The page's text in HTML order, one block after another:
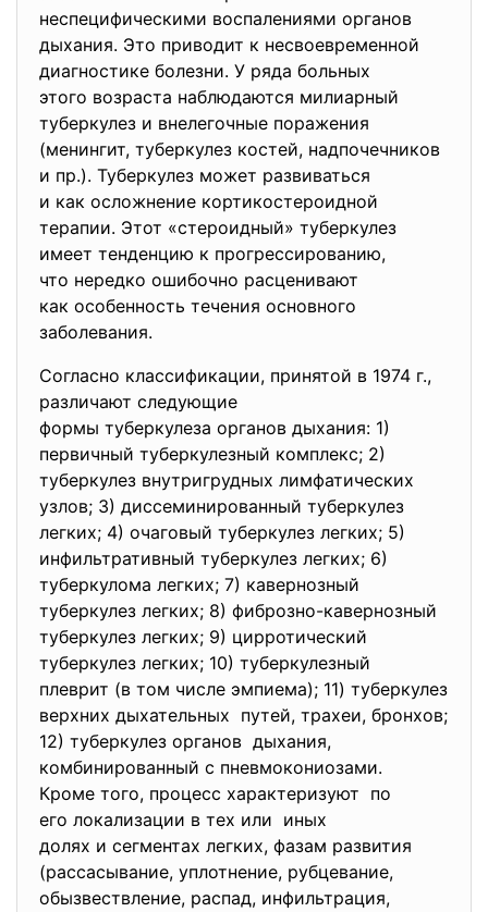
неспецифическими воспалениями органов
дыхания. Это приводит к несвоевременной
диагностике болезни. У ряда больных
этого возраста наблюдаются милиарный
туберкулез и внелегочные поражения
(менингит, туберкулез костей, надпочечников
и пр.). Туберкулез может развиваться
и как осложнение кортикостероидной
терапии. Этот «стероидный» туберкулез
имеет тенденцию к прогрессированию,
что нередко ошибочно расценивают
как особенность течения основного
заболевания.
Согласно классификации, принятой в 1974 г.,
различают следующие
формы туберкулеза органов дыхания: 1)
первичный туберкулезный комплекс; 2)
туберкулез внутригрудных лимфатических
узлов; 3) диссеминированный туберкулез
легких; 4) очаговый туберкулез легких; 5)
инфильтративный туберкулез легких; 6)
туберкулома легких; 7) кавернозный
туберкулез легких; 8) фиброзно-кавернозный
туберкулез легких; 9) цирротический
туберкулез легких; 10) туберкулезный
плеврит (в том числе эмпиема); 11) туберкулез
верхних дыхательных путей, трахеи, бронхов;
12) туберкулез органов дыхания,
комбинированный с пневмокониозами.
Кроме того, процесс характеризуют по
его локализации в тех или иных
долях и сегментах легких, фазам развития
(рассасывание, уплотнение, рубцевание,
обызвествление, распад, инфильтрация,